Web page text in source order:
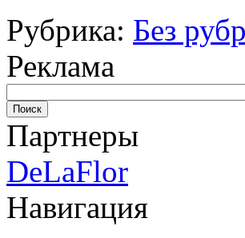
Рубрика: Без
Реклама
Партнеры
DeLaFlor
Навигация